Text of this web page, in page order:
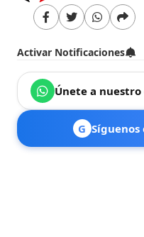
Activar Notificaciones
Únete a
G Síguenos